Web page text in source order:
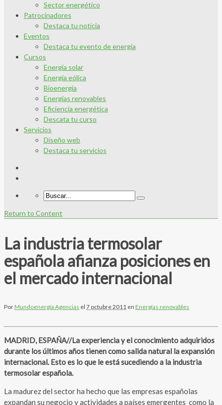
Sector energético
Patrocinadores
Destaca tu noticia
Eventos
Destaca tu evento de energía
Cursos
Energía solar
Energía eólica
Bioenergía
Energías renovables
Eficiencia energética
Descata tu curso
Servicios
Diseño web
Destaca tu servicios
Return to Content
La industria termosolar
española afianza posiciones en
el mercado internacional
PorMundoenergía Agencias el 7 octubre 2011 en Energías renovables
MADRID, ESPAÑA//La experiencia y el conocimiento adquiridos
durante los últimos años tienen como salida natural la expansión
internacional. Esto es lo que le está sucediendo a la industria
termosolar española.
La madurez del sector ha hecho que las empresas españolas
expandan su negocio y actividades a países emergentes como la